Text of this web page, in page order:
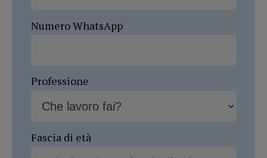
Numero WhatsApp
Professione
Fascia di età